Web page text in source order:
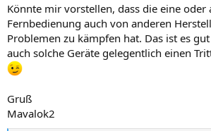
Könnte mir vorstellen, dass die eine oder
Fernbedienung auch von anderen
Problemen zu kämpfen hat. Das ist es
auch solche Geräte gelegentlich einen
Gruß
Mavalok2